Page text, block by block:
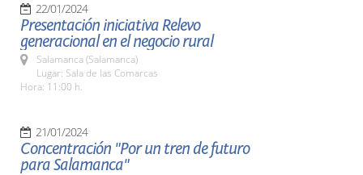
22/01/2024
Presentación iniciativa Relevo
generacional en el negocio rural
Salamanca (Salamanca)
Lugar: Sala de las Comarcas
Hora: 11:00 h.
21/01/2024
Concentración "Por un tren de futuro
para Salamanca"